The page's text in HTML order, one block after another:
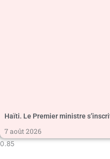
Haïti. Le Premier ministre
7 août 2026